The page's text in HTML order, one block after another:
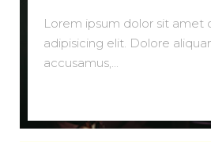
Lorem ipsum dolor sit amet
adipisicing elit. Dolore
accusamus,...